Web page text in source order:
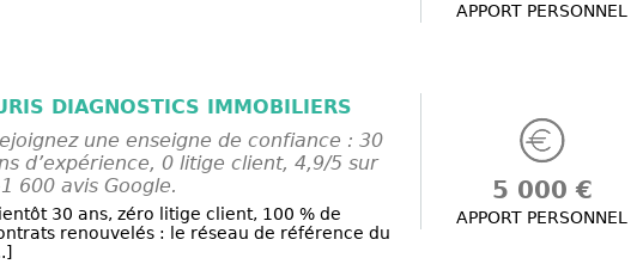
APPORT PERSONNEL
DIAGNOSTICS IMMOBILIERS
une enseigne de confiance : 30
d’expérience, 0 litige client, 4,9/5 sur
600 avis Google.
30 ans, zéro litige client, 100 % de
renouvelés : le réseau de référence du
5 000 €
APPORT PERSONNEL